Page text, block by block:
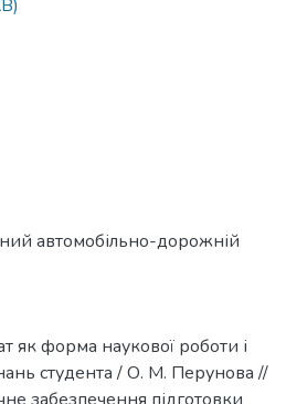
автомобільно-дорожній
форма наукової роботи і
студента / О. М. Перунова //